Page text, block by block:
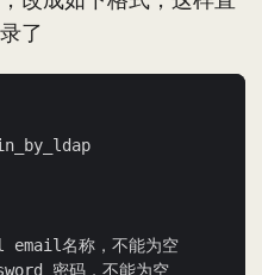
了